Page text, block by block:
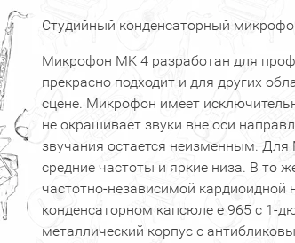
Студийный конденсаторный
Микрофон MK 4 разработан для
прекрасно подходит и для других
сцене. Микрофон имеет
не окрашивает звуки вне оси
звучания остается неизменным.
средние частоты и яркие низа. В то
частотно-независимой кардиоидной
конденсаторном капсюле е 965 с 1-
металлический корпус с